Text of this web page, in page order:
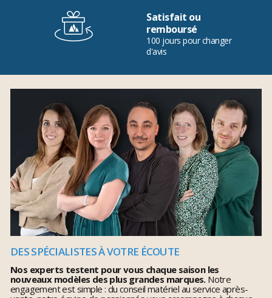
Satisfait ou
remboursé
100 jours pour changer
d'avis
DES SPÉCIALISTES À VOTRE ÉCOUTE
Nos experts testent pour vous chaque saison les
nouveaux modèles des plus grandes marques.Notre
engagement est simple : du conseil matériel au service après-